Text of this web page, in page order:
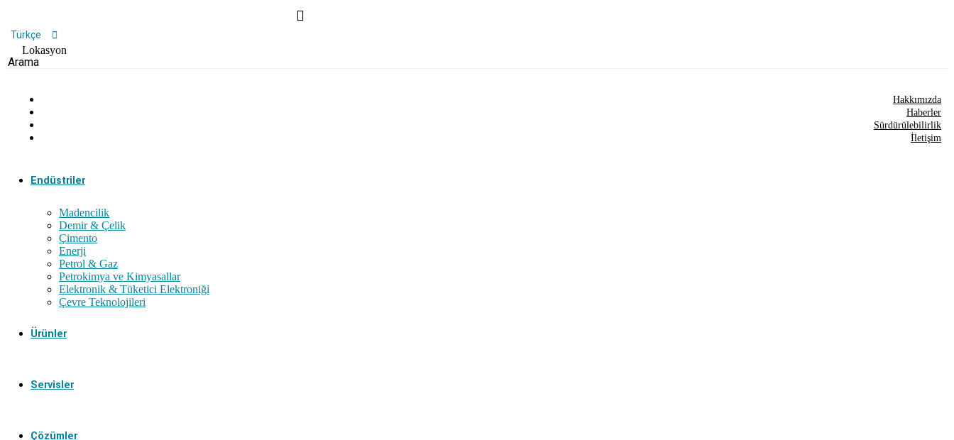
Türkçe
English
Lokasyon
Arama
Hakkımızda
Haberler
Sürdürülebilirlik
İletişim
Endüstriler
Madencilik
Demir & Çelik
Çimento
Enerji
Petrol & Gaz
Petrokimya ve Kimyasallar
Elektronik & Tüketici Elektroniği
Çevre Teknolojileri
Ürünler
Servisler
Çözümler